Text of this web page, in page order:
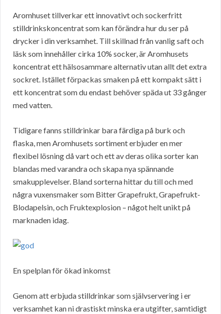
Aromhuset tillverkar ett innovativt och sockerfritt
stilldrinkskoncentrat som kan förändra hur du ser på
drycker i din verksamhet. Till skillnad från vanlig saft och
läsk som innehåller cirka 10% socker, är Aromhusets
koncentrat ett hälsosammare alternativ utan allt det extra
sockret. Istället förpackas smaken på ett kompakt sätt i
ett koncentrat som du endast behöver späda ut 33 gånger
med vatten.
Tidigare fanns stilldrinkar bara färdiga på burk och
flaska, men Aromhusets sortiment erbjuder en mer
flexibel lösning då vart och ett av deras olika sorter kan
blandas med varandra och skapa nya spännande
smakupplevelser. Bland sorterna hittar du till och med
några vuxensmaker som Bitter Grapefrukt, Grapefrukt-
Blodapelsin, och Fruktexplosion – något helt unikt på
marknaden idag.
En spelplan för ökad inkomst
Genom att erbjuda stilldrinkar som självservering i er
verksamhet kan ni drastiskt minska era utgifter, samtidigt